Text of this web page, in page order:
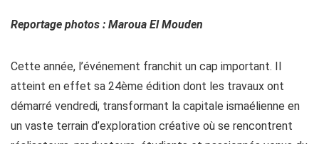
Reportage photos : Maroua El Mouden
Cette année, l’événement franchit un cap important. Il
atteint en effet sa 24ème édition dont les travaux ont
démarré vendredi, transformant la capitale ismaélienne en
un vaste terrain d’exploration créative où se rencontrent